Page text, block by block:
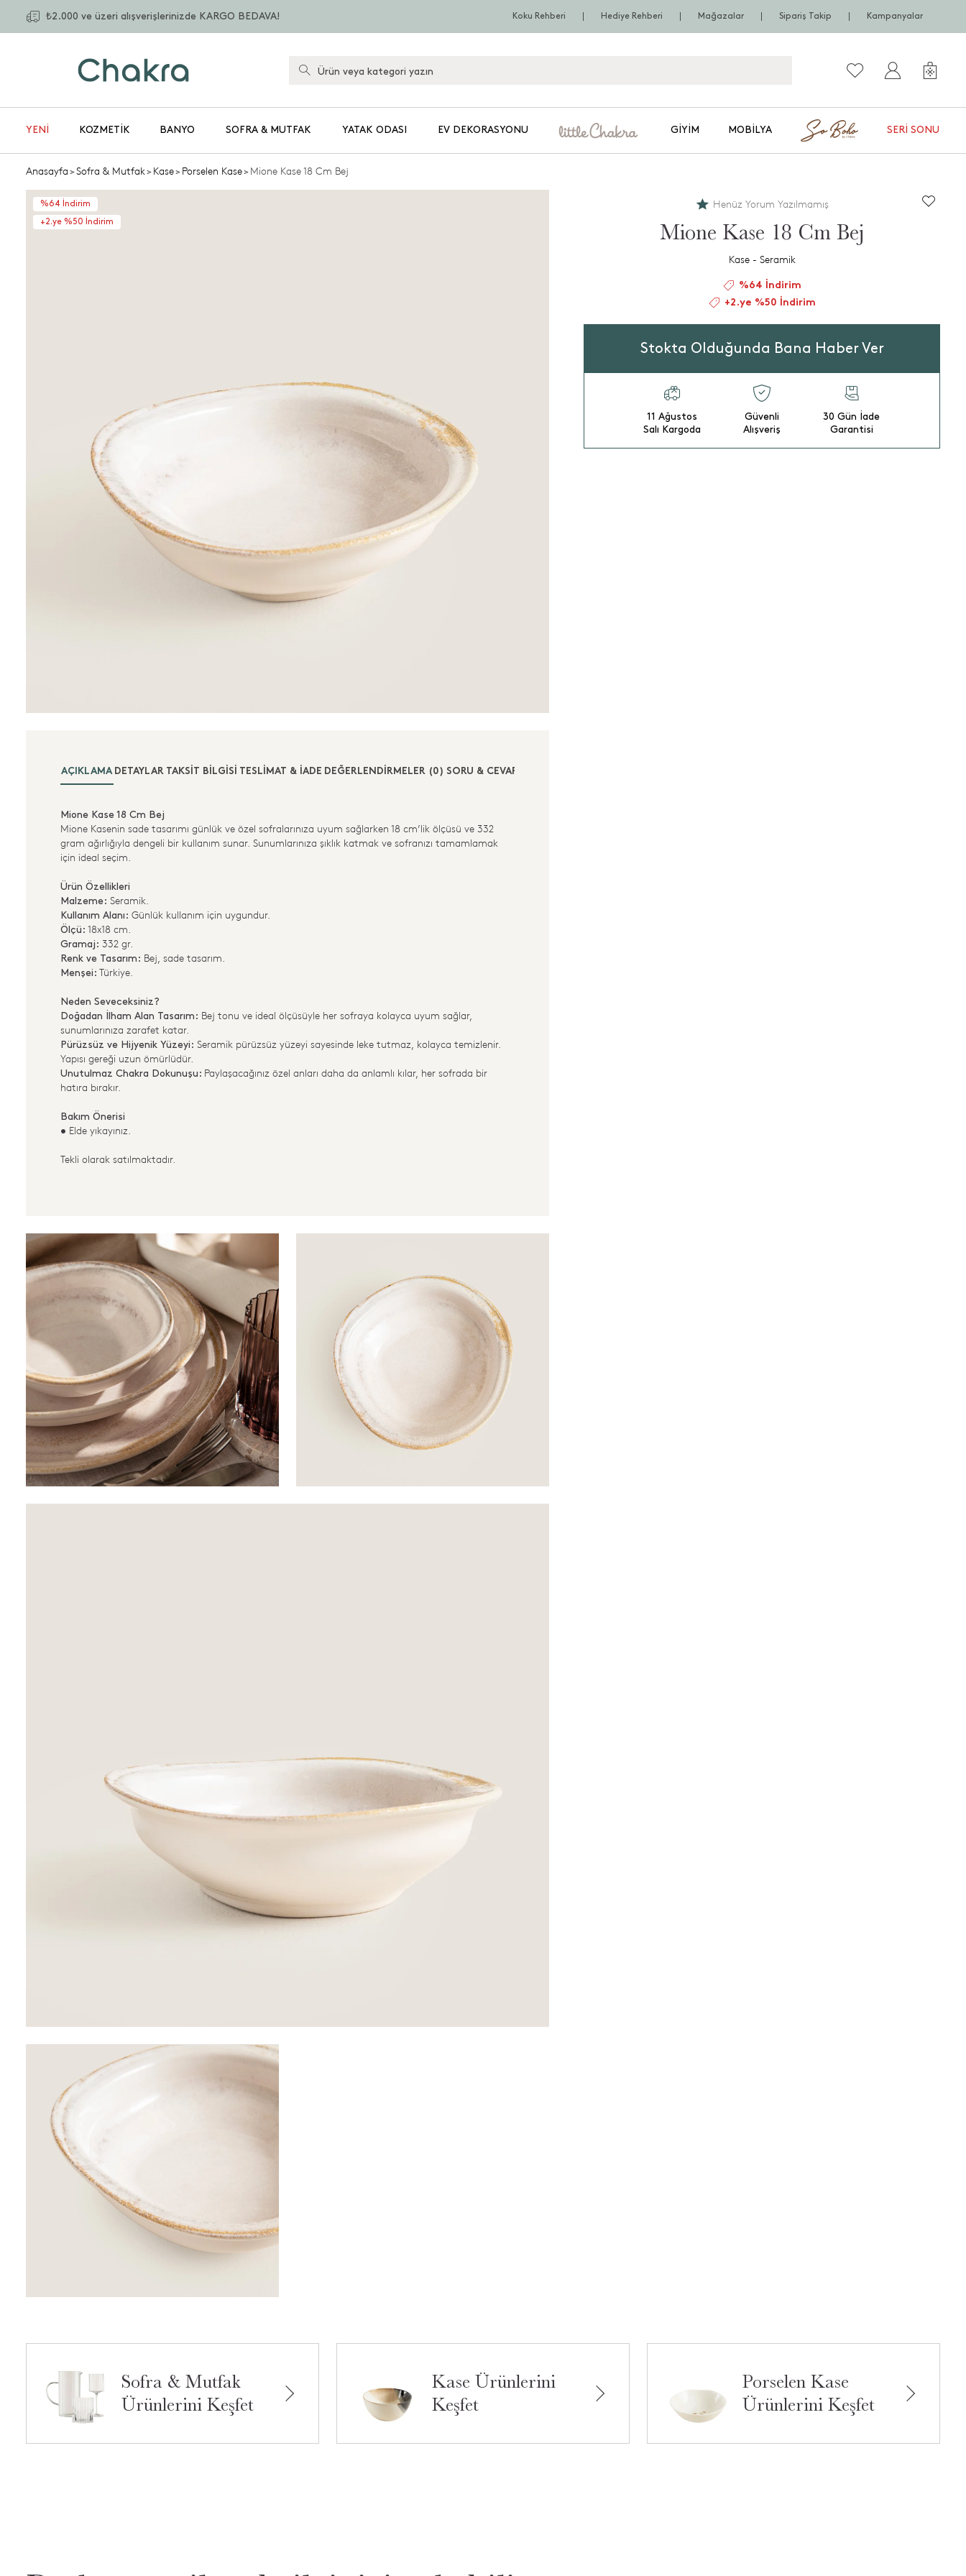
₺2.000 ve üzeri alışverişlerinizde KARGO BEDAVA! Koku Rehberi Hediye Rehberi Mağazalar Sipariş Takip Kampanyalar
YENİ KOZMETIK BANYO SOFRA & MUTFAK YATAK ODASI EV DEKORASYONU GIYIM MOBILYA SERI SONU
Anasayfa>Sofra & Mutfak>Kase>Porselen Kase>Mione Kase 18 Cm Bej
%64 İndirim
+2.ye %50 İndirim
AÇIKLAMA DETAYLAR TAKSIT BILGISI TESLIMAT & İADE DEĞERLENDİRMELER (0) SORU & CEVAP (0)
Mione Kase 18 Cm Bej
Mione Kasenin sade tasarımı günlük ve özel sofralarınıza uyum sağlarken 18 cm’lik ölçüsü ve 332
gram ağırlığıyla dengeli bir kullanım sunar. Sunumlarınıza şıklık katmak ve sofranızı tamamlamak
için ideal seçim.
Ürün Özellikleri
Malzeme: Seramik.
Kullanım Alanı: Günlük kullanım için uygundur.
Ölçü: 18x18 cm.
Gramaj: 332 gr.
Renk ve Tasarım: Bej, sade tasarım.
Menşei: Türkiye.
Neden Seveceksiniz?
Doğadan İlham Alan Tasarım: Bej tonu ve ideal ölçüsüyle her sofraya kolayca uyum sağlar,
sunumlarınıza zarafet katar.
Pürüzsüz ve Hijyenik Yüzeyi: Seramik pürüzsüz yüzeyi sayesinde leke tutmaz, kolayca temizlenir.
Yapısı gereği uzun ömürlüdür.
Unutulmaz Chakra Dokunuşu: Paylaşacağınız özel anları daha da anlamlı kılar, her sofrada bir
hatıra bırakır.
Bakım Önerisi
• Elde yıkayınız.
Tekli olarak satılmaktadır.
Henüz Yorum Yazılmamış
Mione Kase 18 Cm Bej
Kase - Seramik
%64 İndirim
+2.ye %50 İndirim
Stokta Olduğunda Bana Haber Ver
11 Ağustos
Salı Kargoda
Güvenli
Alışveriş
30 Gün İade
Garantisi
Sofra & Mutfak
Ürünlerini Keşfet
Kase Ürünlerini
Keşfet
Porselen Kase
Ürünlerini Keşfet